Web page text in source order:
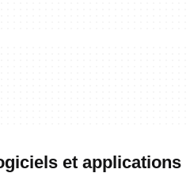
et applications